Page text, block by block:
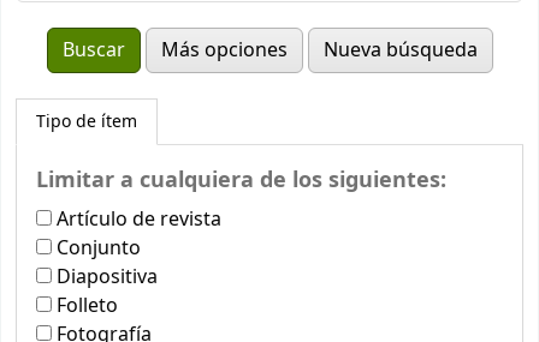
Más opciones Nueva búsqueda
Tipo de ítem
Limitar a cualquiera de los siguientes:
Artículo de revista
Conjunto
Diapositiva
Folleto
Fotografía